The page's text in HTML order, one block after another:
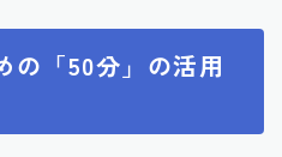
の「50分」の活用